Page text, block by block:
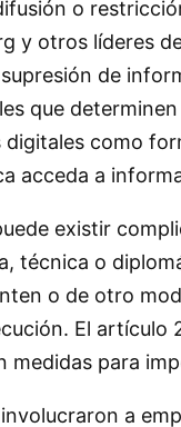
o
y otros líderes
de
que
como
acceda a
existir
técnica o
o de otro
El
para
a